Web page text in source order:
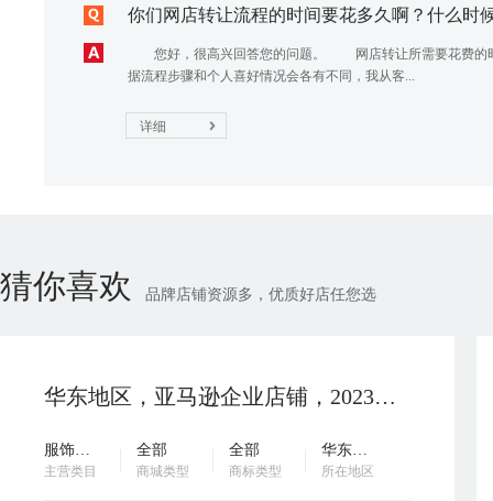
你们网店转让流程的时间要花多久啊？什么时
您好，很高兴回答您的问题。 网店转让所需要花费的时
据流程步骤和个人喜好情况会各有不同，我从客...
详细
猜你喜欢 品牌店铺资源多，优质好店任您选
华东地区，亚马逊企业店铺，2023年入驻，美加墨站点，一审，无出单，小规模纳税人，真实地址，绩效干净，诚意出售，欢迎咨询…
服饰鞋包
主营类目
全部
商城类型
全部
商标类型
华东地区
所在地区